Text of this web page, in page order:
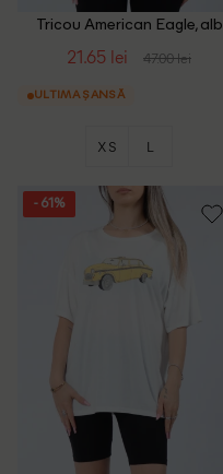
Tricou American Eagle, alb
21.65 lei 47.00 lei
ULTIMA ȘANSĂ
XS L
- 61%